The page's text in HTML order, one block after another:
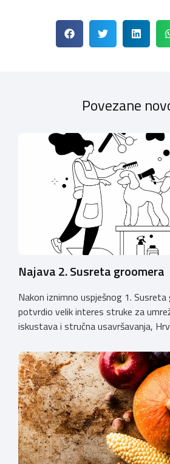
Povezane
Najava 2. Susreta groomera
Nakon iznimno uspješnog 1.
potvrdio velik interes struke za
iskustava i stručna usavršavanja,
održati 12. rujna u Kongresnom
velesajmu. Susret će i ove godine
stručnjake i zaljubljenike u njegu
[…]